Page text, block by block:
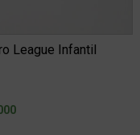
League Infantil